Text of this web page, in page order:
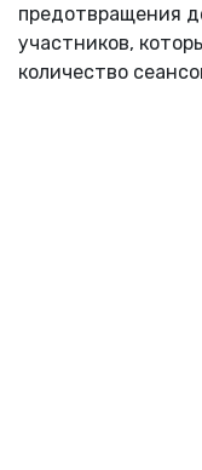
предотвращения
участников,
количество